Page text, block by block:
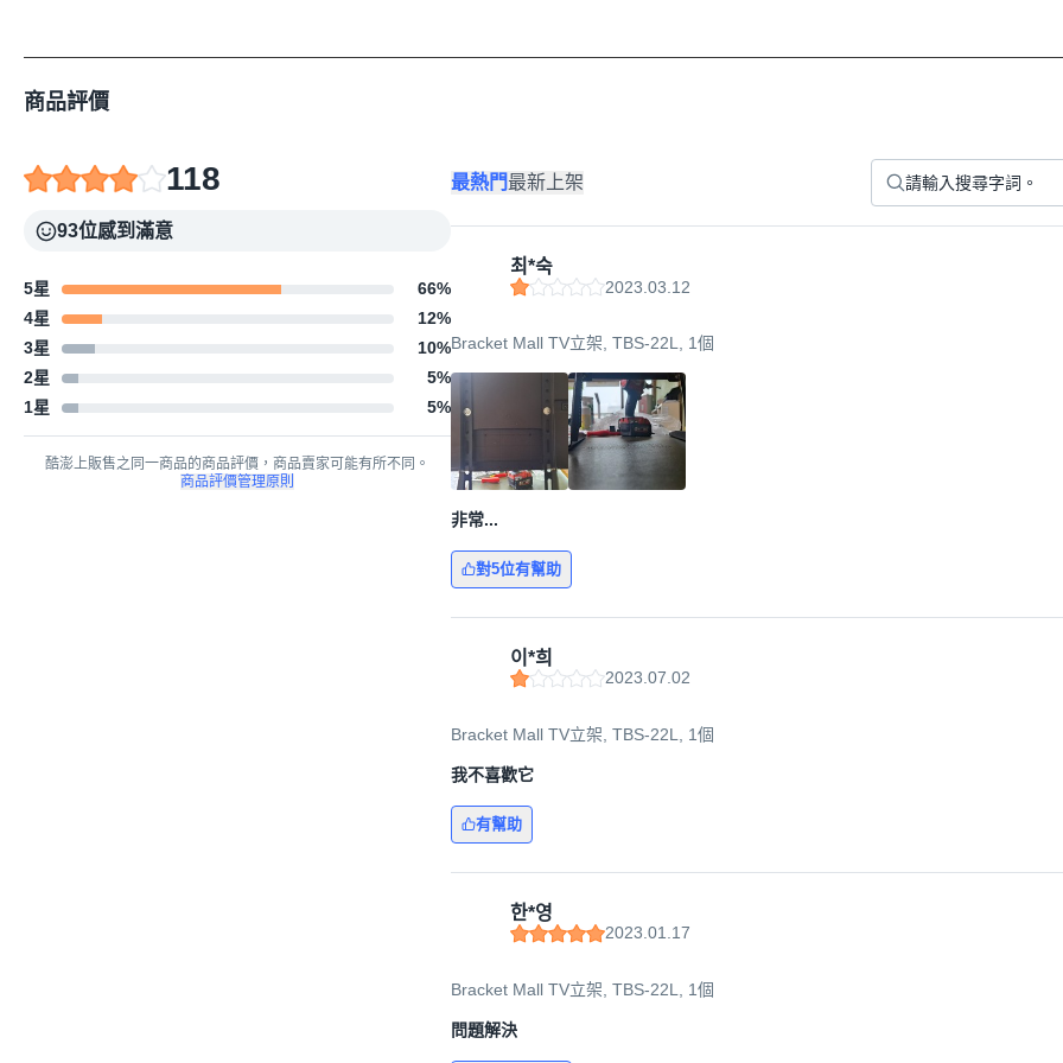
商品評價
118
93位感到滿意
5星 66%
4星
12%
3星
10%
2星
5%
1星
5%
酷澎上販售之同一商品的商品評價，商品賣家可能有所不同。
商品評價管理原則
最熱門最新上架
최*숙
2023.03.12
Bracket Mall TV立架, TBS-22L, 1個
非常...
對5位有幫助
이*희
2023.07.02
Bracket Mall TV立架, TBS-22L, 1個
我不喜歡它
有幫助
한*영
2023.01.17
Bracket Mall TV立架, TBS-22L, 1個
問題解決